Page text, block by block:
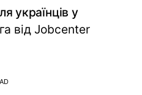
українців у
від Jobcenter